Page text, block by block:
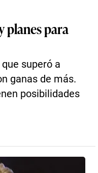
planes para
superó a
ganas de más.
posibilidades